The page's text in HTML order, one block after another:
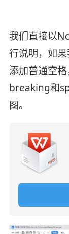
我们直接以
行说明，如
添加普通空
breaking和
图。